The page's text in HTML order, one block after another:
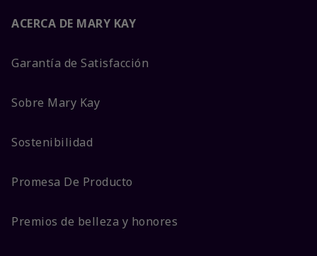
ACERCA DE MARY KAY
Garantía de Satisfacción
Sobre Mary Kay
Sostenibilidad
Promesa De Producto
Premios de belleza y honores